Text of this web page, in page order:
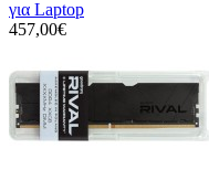
για Laptop
457,00€